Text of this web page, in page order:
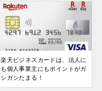
楽天ビジネスカードは、法人に
も個人事業主にもポイントがガ
シガシたまる！